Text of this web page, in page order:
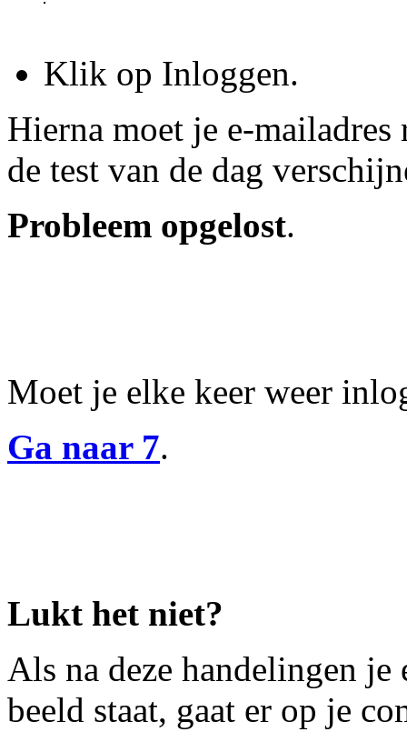
Klik op Inloggen.
Hierna moet je e-
de test van de dag
Probleem opgelost.
Moet je elke keer weer
Ga naar 7.
Lukt het niet?
Als na deze handelingen
beeld staat, gaat er op je